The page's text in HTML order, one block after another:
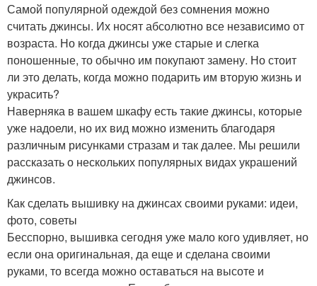
Самой популярной одеждой без сомнения можно
считать джинсы. Их носят абсолютно все независимо от
возраста. Но когда джинсы уже старые и слегка
поношенные, то обычно им покупают замену. Но стоит
ли это делать, когда можно подарить им вторую жизнь и
украсить?
Наверняка в вашем шкафу есть такие джинсы, которые
уже надоели, но их вид можно изменить благодаря
различным рисунками стразам и так далее. Мы решили
рассказать о нескольких популярных видах украшений
джинсов.
Как сделать вышивку на джинсах своими руками: идеи,
фото, советы
Бесспорно, вышивка сегодня уже мало кого удивляет, но
если она оригинальная, да еще и сделана своими
руками, то всегда можно оставаться на высоте и